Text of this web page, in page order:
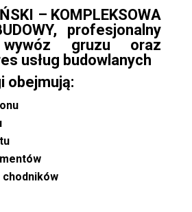
– KOMPLEKSOWA
profesjonalny
gruzu oraz
usług budowlanych
obejmują:
dróg i chodników